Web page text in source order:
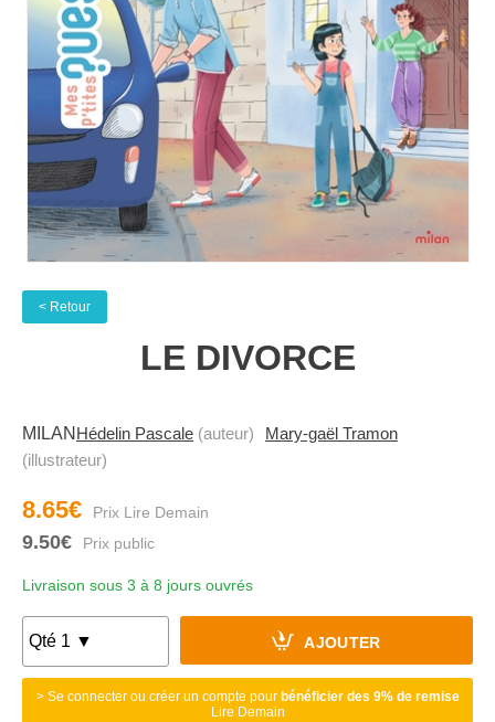
< Retour
LE DIVORCE
MILAN Hédelin Pascale (auteur)
Mary-gaël Tramon
(illustrateur)
8.65€
9.50€
Livraison sous 3 à 8 jours ouvrés
AJOUTER
> Se connecter ou créer un compte pour bénéficier des 9% de remise
Lire Demain